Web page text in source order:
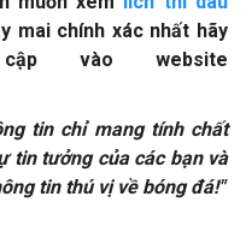
mai chính xác nhất hãy
vào website
tin chỉ mang tính chất
tin tưởng của các bạn và
tin thú vị về bóng đá!"